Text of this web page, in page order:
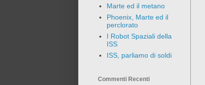
Marte ed il metano
Phoenix, Marte ed il
perclorato
I Robot Spaziali della
ISS
ISS, parliamo di soldi
Commenti Recenti